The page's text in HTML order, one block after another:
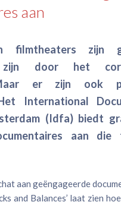
aan
filmtheaters zijn
zijn door het
er zijn ook
International
(Idfa) biedt
aan
aan geëngageerde
and Balances’ laat zien